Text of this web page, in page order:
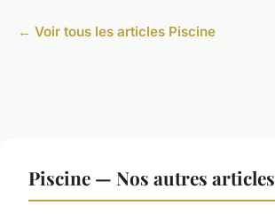
← Voir tous les articles Piscine
Piscine — Nos autres articles